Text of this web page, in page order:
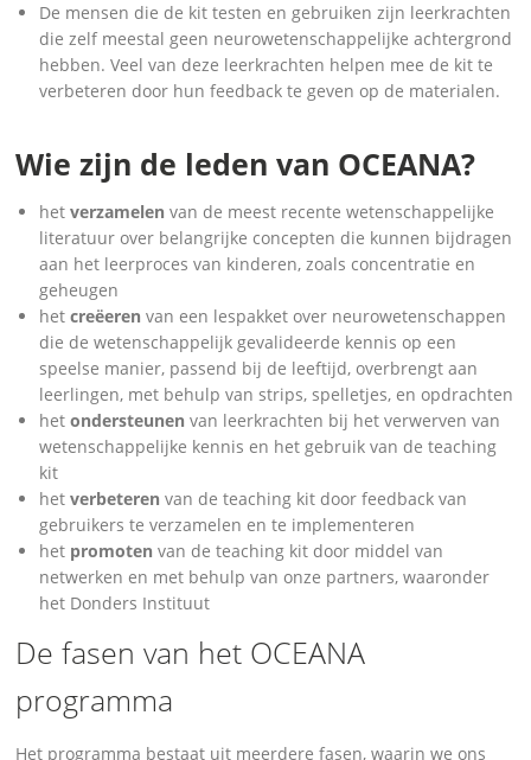
De mensen die de kit testen en gebruiken zijn leerkrachten
die zelf meestal geen neurowetenschappelijke achtergrond
hebben. Veel van deze leerkrachten helpen mee de kit te
verbeteren door hun feedback te geven op de materialen.
Wie zijn de leden van OCEANA?
hetverzamelenvan de meest recente wetenschappelijke
literatuur over belangrijke concepten die kunnen bijdragen
aan het leerproces van kinderen, zoals concentratie en
geheugen
hetcreëerenvan een lespakket over neurowetenschappen
die de wetenschappelijk gevalideerde kennis op een
speelse manier, passend bij de leeftijd, overbrengt aan
leerlingen, met behulp van strips, spelletjes, en opdrachten
hetondersteunenvan leerkrachten bij het verwerven van
wetenschappelijke kennis en het gebruik van de teaching
kit
hetverbeterenvan de teaching kit door feedback van
gebruikers te verzamelen en te implementeren
het promoten van de teaching kit door middel van
netwerken en met behulp van onze partners, waaronder
het Donders Instituut
De fasen van het OCEANA
programma
Het programma bestaat uit meerdere fasen, waarin we ons